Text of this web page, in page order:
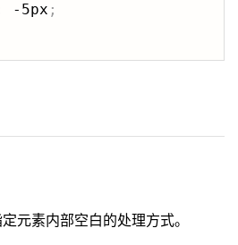
-5px ;
元素内部空白的处理方式。